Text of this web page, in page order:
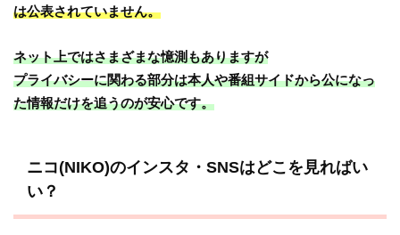
は公表されていません。
ネット上ではさまざまな憶測もありますが
プライバシーに関わる部分は本人や番組サイドから公になっ
た情報だけを追うのが安心です。
ニコ(NIKO)のインスタ・SNSはどこを見ればい
い？